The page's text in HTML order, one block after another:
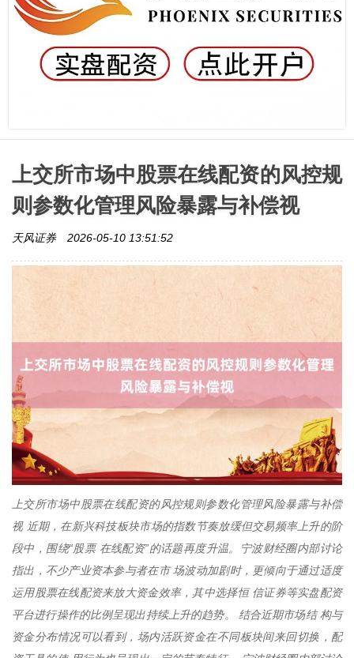
上交所市场中股票在线配资的风控规
则参数化管理风险暴露与补偿视
天风证券 2026-05-10 13:51:52
上交所市场中股票在线配资的风控规则参数化管理风险暴露与补偿
视 近期，在新兴科技板块市场的指数节奏放缓但交易频率上升的阶
段中，围绕“股票 在线配资”的话题再度升温。宁波财经圈内部讨论
指出，不少产业资本参与者在市 场波动加剧时，更倾向于通过适度
运用股票在线配资来放大资金效率，其中选择恒 信证券等实盘配资
平台进行操作的比例呈现出持续上升的趋势。 结合近期市场结 构与
资金分布情况可以看到，场内活跃资金在不同板块间来回切换，配